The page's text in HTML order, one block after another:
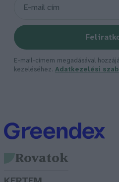
E-mail-címem megadásával
kezeléséhez. Adatkezelési
Rovatok